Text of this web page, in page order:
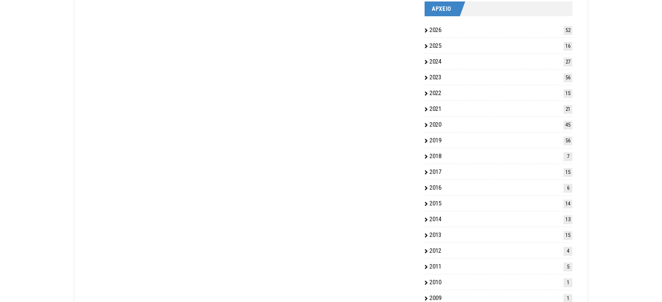
ΑΡΧΕΙΟ
2026 52
2025 16
2024 27
2023 56
2022 15
2021 21
2020 45
2019 56
2018 7
2017 15
2016 6
2015 14
2014 13
2013 15
2012 4
2011 5
2010 1
2009 1